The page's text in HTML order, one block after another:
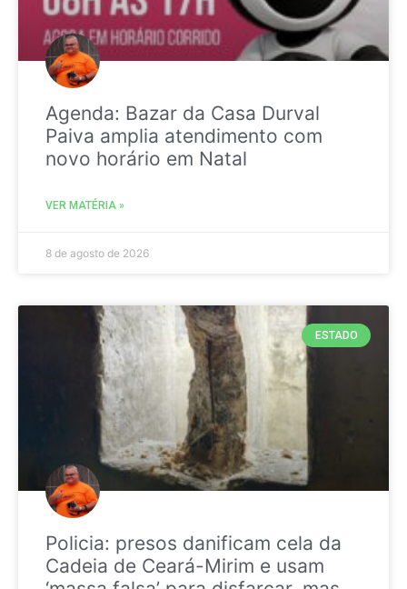
Agenda: Bazar da Casa Durval
Paiva amplia atendimento com
novo horário em Natal
VER MATÉRIA »
8 de agosto de 2026
ESTADO
Policia: presos danificam cela da
Cadeia de Ceará-Mirim e usam